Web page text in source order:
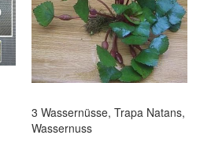
3 Wassernüsse, Trapa Natans,
Wassernuss